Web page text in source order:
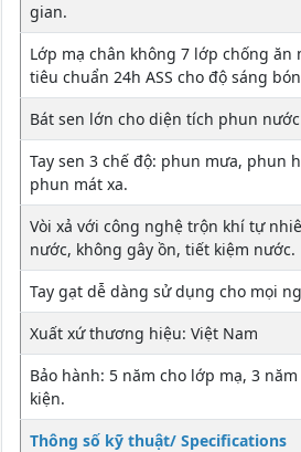
gian.
Lớp mạ chân không 7 lớp chống ăn
tiêu chuẩn 24h ASS cho độ sáng
Bát sen lớn cho diện tích phun
Tay sen 3 chế độ: phun mưa, phun
phun mát xa.
Vòi xả với công nghệ trộn khí tự
nước, không gây ồn, tiết kiệm nước.
Tay gạt dễ dàng sử dụng cho mọi
Xuất xứ thương hiệu: Việt Nam
Bảo hành: 5 năm cho lớp mạ, 3
kiện.
Thông số kỹ thuật/ Specifications